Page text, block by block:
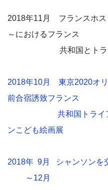
2018年11月 フランスホス
～におけるフランス
共和国とトライア
2018年10月 東京2020オ
前合宿誘致フランス
共和国トライ
ンこども絵画展
2018年 9月 シャンソンを
～12月